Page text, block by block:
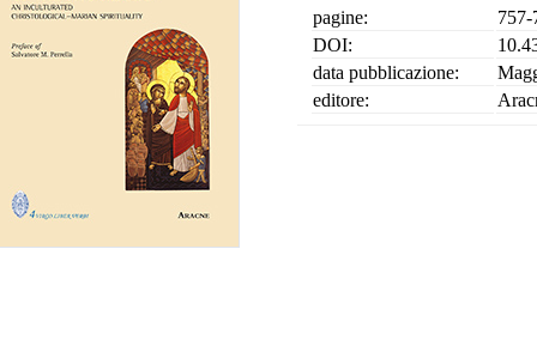
pagine:
757-
DOI:
data pubblicazione:
editore: